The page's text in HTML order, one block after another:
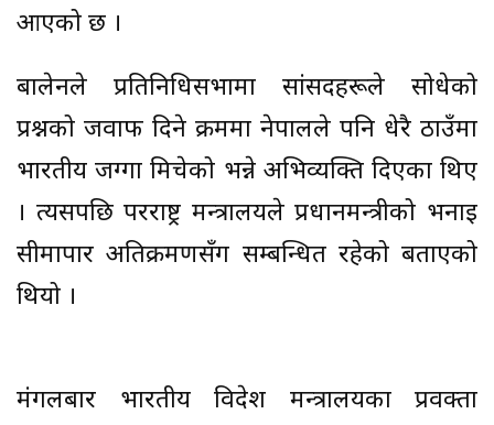
आएको छ ।
बालेनले प्रतिनिधिसभामा सांसदहरूले सोधेको
प्रश्नको जवाफ दिने क्रममा नेपालले पनि धेरै ठाउँमा
भारतीय जग्गा मिचेको भन्ने अभिव्यक्ति दिएका थिए
। त्यसपछि परराष्ट्र मन्त्रालयले प्रधानमन्त्रीको भनाइ
सीमापार अतिक्रमणसँग सम्बन्धित रहेको बताएको
थियो ।
मंगलबार भारतीय विदेश मन्त्रालयका प्रवक्ता